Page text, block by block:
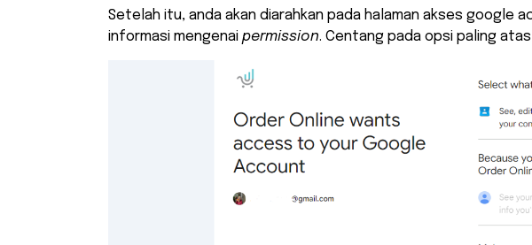
Setelah itu, anda akan diarahkan pada halaman akses google
informasi mengenai permission. Centang pada opsi paling